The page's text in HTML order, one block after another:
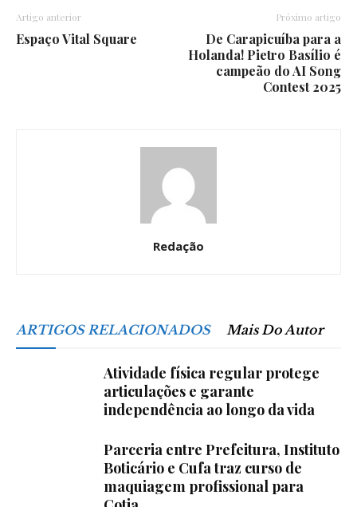
Artigo anterior
Espaço Vital Square
Próximo artigo
De Carapicuíba para a
Holanda! Pietro Basílio é
campeão do AI Song
Contest 2025
Redação
ARTIGOS RELACIONADOS Mais Do Autor
Atividade física regular protege
articulações e garante
independência ao longo da vida
Parceria entre Prefeitura, Instituto
Boticário e Cufa traz curso de
maquiagem profissional para